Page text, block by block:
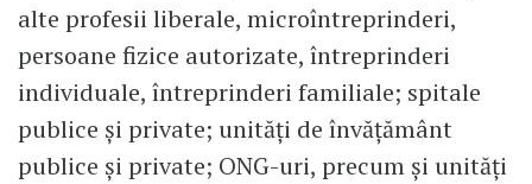
alte profesii liberale, microîntreprinderi,
persoane fizice autorizate, întreprinderi
individuale, întreprinderi familiale; spitale
publice și private; unităţi de învăţământ
publice și private; ONG-uri, precum și unități